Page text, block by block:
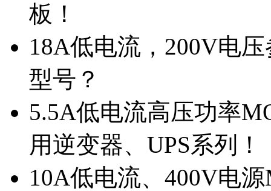
板！
18A低电流，200V电
型号？
5.5A低电流高压功率
用逆变器、UPS系列！
10A低电流、400V电